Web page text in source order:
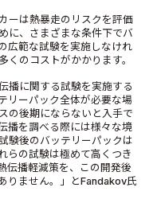
ーは熱暴走のリスクを評価
に、さまざまな条件下でバ
広範な試験を実施しなけれ
くのコストがかかります。
播に関する試験を実施する
リーパック全体が必要な場
の後期にならないと入手で
播を調べる際には様々な境
験後のバッテリーパックは
らの試験は極めて高くつき
伝播軽減策を、この開発後
りません。」とFandakov氏